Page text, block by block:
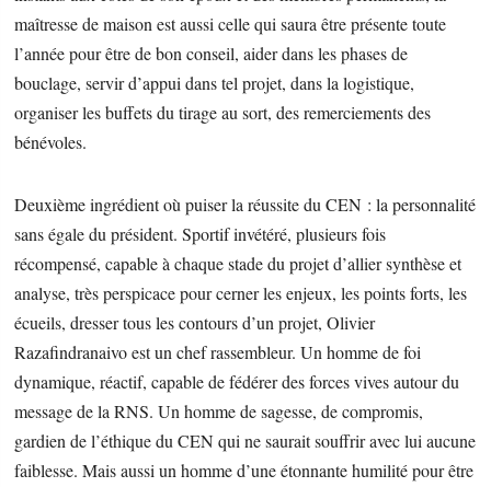
maîtresse de maison est aussi celle qui saura être présente toute
l’année pour être de bon conseil, aider dans les phases de
bouclage, servir d’appui dans tel projet, dans la logistique,
organiser les buffets du tirage au sort, des remerciements des
bénévoles.
Deuxième ingrédient où puiser la réussite du CEN : la personnalité
sans égale du président. Sportif invétéré, plusieurs fois
récompensé, capable à chaque stade du projet d’allier synthèse et
analyse, très perspicace pour cerner les enjeux, les points forts, les
écueils, dresser tous les contours d’un projet, Olivier
Razafindranaivo est un chef rassembleur. Un homme de foi
dynamique, réactif, capable de fédérer des forces vives autour du
message de la RNS. Un homme de sagesse, de compromis,
gardien de l’éthique du CEN qui ne saurait souffrir avec lui aucune
faiblesse. Mais aussi un homme d’une étonnante humilité pour être